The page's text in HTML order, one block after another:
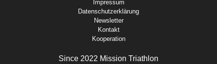
Impressum
Datenschutzerklärung
Newsletter
Kontakt
Kooperation
Since 2022 Mission Triathlon